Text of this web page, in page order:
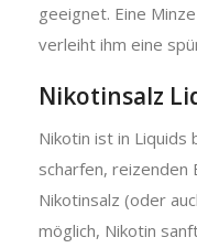
geeignet. Eine
verleiht ihm eine
Nikotinsalz
Nikotin ist in Liquids
scharfen, reizenden
Nikotinsalz (oder
möglich, Nikotin